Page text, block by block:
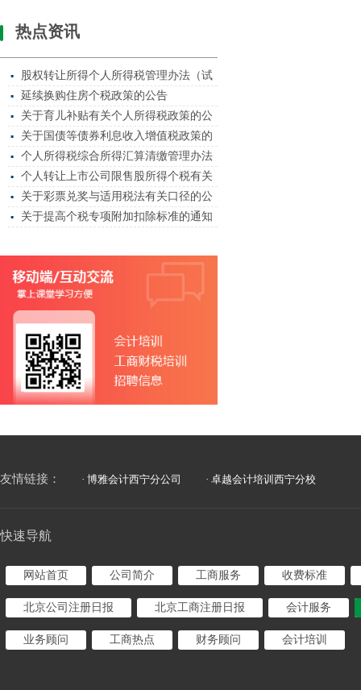
热点资讯
▪ 股权转让所得个人所得税管理办法（试
▪ 延续换购住房个税政策的公告
▪ 关于育儿补贴有关个人所得税政策的公
▪ 关于国债等债券利息收入增值税政策的
▪ 个人所得税综合所得汇算清缴管理办法
▪ 个人转让上市公司限售股所得个税有关
▪ 关于彩票兑奖与适用税法有关口径的公
▪ 关于提高个税专项附加扣除标准的通知
友情链接： · 博雅会计西宁分公司 · 卓越会计培训西宁分校
快速导航
网站首页 公司简介 工商服务 收费标准
北京公司注册日报 北京工商注册日报 会计服务
业务顾问 工商热点 财务顾问 会计培训